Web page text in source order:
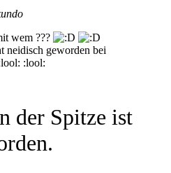
wem ???
neidisch geworden bei
:lool:
der Spitze ist